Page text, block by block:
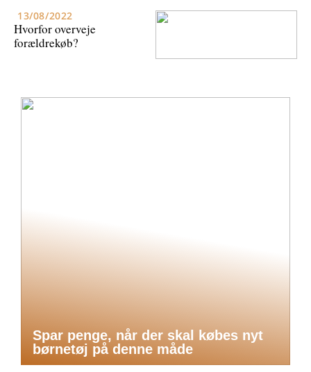
13/08/2022
Hvorfor overveje
forældrekøb?
Spar penge, når der skal købes nyt
børnetøj på denne måde